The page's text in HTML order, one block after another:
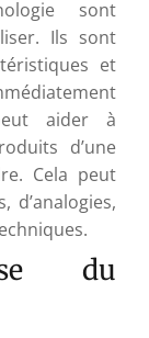
sont
Ils sont
et
aider à
d’une
Cela peut
d’analogies,
du